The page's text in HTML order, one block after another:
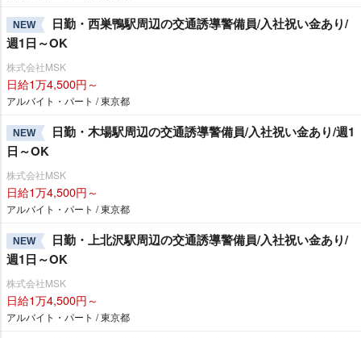
NEW
日勤・西巣鴨駅周辺の交通誘導警備員/入社祝い金あり/
週1日～OK
株式会社MSK
日給1万4,500円～
アルバイト・パート / 東京都
NEW
日勤・木場駅周辺の交通誘導警備員/入社祝い金あり/週1
日～OK
株式会社MSK
日給1万4,500円～
アルバイト・パート / 東京都
NEW
日勤・上北沢駅周辺の交通誘導警備員/入社祝い金あり/
週1日～OK
株式会社MSK
日給1万4,500円～
アルバイト・パート / 東京都